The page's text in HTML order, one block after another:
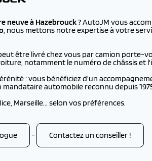
neuve à Hazebrouck? AutoJM vous
, nous mettons notre expertise à votre
être livré chez vous par camion
notamment le numéro de châssis et
: vous bénéficiez d'un
automobile reconnu depuis
Marseille... selon vos préférences.
- Contactez un conseiller !